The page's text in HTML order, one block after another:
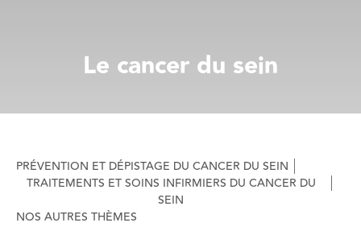
Le cancer du sein
PRÉVENTION ET DÉPISTAGE DU CANCER DU SEIN
TRAITEMENTS ET SOINS INFIRMIERS DU CANCER DU
SEIN
NOS AUTRES THÈMES